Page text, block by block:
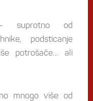
od
podsticanje
potrošače… ali
mnogo više od